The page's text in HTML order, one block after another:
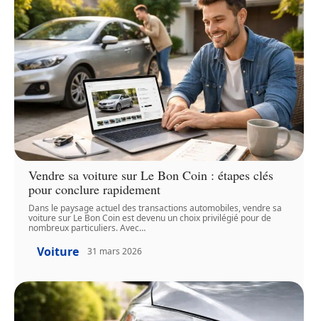
Vendre sa voiture sur Le Bon Coin : étapes clés
pour conclure rapidement
Dans le paysage actuel des transactions automobiles, vendre sa
voiture sur Le Bon Coin est devenu un choix privilégié pour de
nombreux particuliers. Avec…
Voiture 31 mars 2026